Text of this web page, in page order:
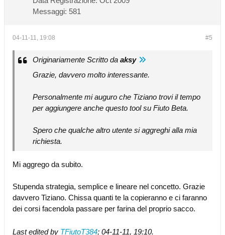
Messaggi: 581
#5
04-11-11, 19:08
Originariamente Scritto da aksy
Grazie, davvero molto interessante.
Personalmente mi auguro che Tiziano trovi il tempo
per aggiungere anche questo tool su Fiuto Beta.
Spero che qualche altro utente si aggreghi alla mia
richiesta.
Mi aggrego da subito.
Stupenda strategia, semplice e lineare nel concetto. Grazie
davvero Tiziano. Chissa quanti te la copieranno e ci faranno
dei corsi facendola passare per farina del proprio sacco.
Last edited by TFiutoT384; 04-11-11, 19:10.